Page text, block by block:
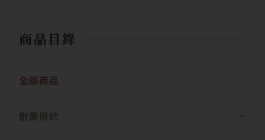
商品目錄
全部商品
廚房用的